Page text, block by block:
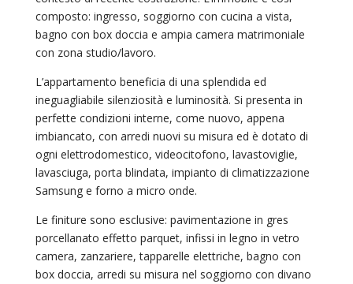
composto: ingresso, soggiorno con cucina a vista,
bagno con box doccia e ampia camera matrimoniale
con zona studio/lavoro.
L’appartamento beneficia di una splendida ed
ineguagliabile silenziosità e luminosità. Si presenta in
perfette condizioni interne, come nuovo, appena
imbiancato, con arredi nuovi su misura ed è dotato di
ogni elettrodomestico, videocitofono, lavastoviglie,
lavasciuga, porta blindata, impianto di climatizzazione
Samsung e forno a micro onde.
Le finiture sono esclusive: pavimentazione in gres
porcellanato effetto parquet, infissi in legno in vetro
camera, zanzariere, tapparelle elettriche, bagno con
box doccia, arredi su misura nel soggiorno con divano